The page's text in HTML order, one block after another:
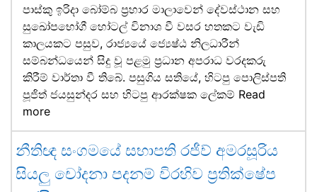
පාස්කු ඉරිදා බෝම්බ ප්‍රහාර මාලාවෙන් දේවස්ථාන සහ
සුඛෝපභෝගී හෝටල් විනාශ වී වසර හතකට වැඩි
කාලයකට පසුව, රාජ්‍යයේ ජ්‍යෙෂ්ඨ නිලධාරීන්
සම්බන්ධයෙන් සිදු වූ පළමු ප්‍රධාන අපරාධ වරදකරු
කිරීම් වාර්තා වී තිබේ. පසුගිය සතියේ, හිටපු පොලිස්පති
පූජිත් ජයසුන්දර සහ හිටපු ආරක්ෂක ලේකම් Read
more
නීතිඥ සංගමයේ සභාපති රජීව් අමරසූරිය
සියලු චෝදනා පදනම් විරහිව ප්‍රතික්ෂේප